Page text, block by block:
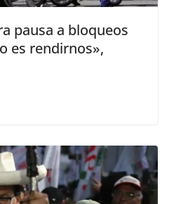
pausa a bloqueos
es rendirnos»,